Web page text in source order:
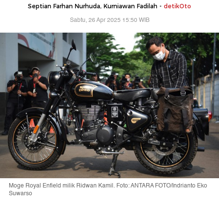
Septian Farhan Nurhuda, Kurniawan Fadilah - detikOto
Sabtu, 26 Apr 2025 15:50 WIB
Moge Royal Enfield milik Ridwan Kamil. Foto: ANTARA FOTO/Indrianto Eko
Suwarso